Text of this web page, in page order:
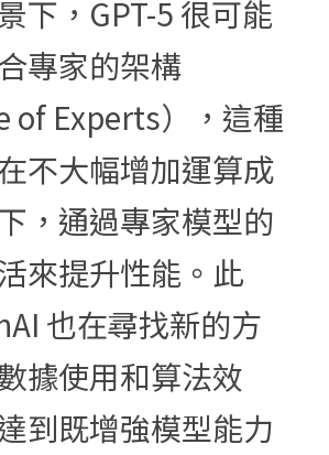
下，GPT-5 很可能
專家的架構
of Experts），這種
不大幅增加運算成
，通過專家模型的
來提升性能。此
也在尋找新的方
據使用和算法效
到既增強模型能力